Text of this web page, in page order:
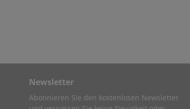
Newsletter
Abonnieren Sie den kostenlosen Newsletter